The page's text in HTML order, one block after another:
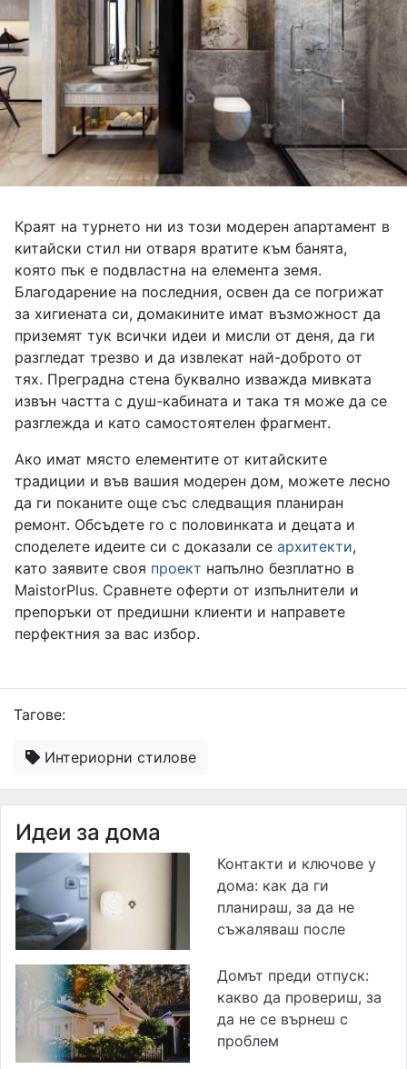
Краят на турнето ни из този модерен апартамент в
китайски стил ни отваря вратите към банята,
която пък е подвластна на елемента земя.
Благодарение на последния, освен да се погрижат
за хигиената си, домакините имат възможност да
приземят тук всички идеи и мисли от деня, да ги
разгледат трезво и да извлекат най-доброто от
тях. Преградна стена буквално изважда мивката
извън частта с душ-кабината и така тя може да се
разглежда и като самостоятелен фрагмент.
Ако имат място елементите от китайските
традиции и във вашия модерен дом, можете лесно
да ги поканите още със следващия планиран
ремонт. Обсъдете го с половинката и децата и
споделете идеите си с доказали се архитекти,
като заявите своя проект напълно безплатно в
MaistorPlus. Сравнете оферти от изпълнители и
препоръки от предишни клиенти и направете
перфектния за вас избор.
Тагове:
Интериорни стилове
Идеи за дома
Контакти и ключове у
дома: как да ги
планираш, за да не
съжаляваш после
Домът преди отпуск:
какво да провериш, за
да не се върнеш с
проблем